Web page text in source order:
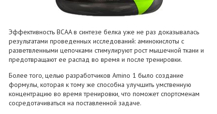
Эффективность BCAA в синтезе белка уже не раз доказывалась
результатами проведенных исследований: аминокислоты с
разветвленными цепочками стимулируют рост мышечной ткани и
предотвращают ее распад во время и после тренировки.
Более того, целью разработчиков Amino 1 было создание
формулы, которая к тому же способна улучшить умственную
концентрацию во время тренировки, что поможет спортсменам
сосредотачиваться на поставленной задаче.